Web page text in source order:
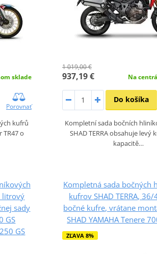
sklade
Porovnať
kufrů
TR47 o
1 019,00 €
937,19 € Na
Do košíka
Kompletní sada bočních
SHAD TERRA obsahuje levý
kapacitě…
litrový
sady
GS
GS
Kompletná sada bočných
kufrov SHAD TERRA,
bočné kufre, vrátane
SHAD YAMAHA Tenere
ZĽAVA 8%